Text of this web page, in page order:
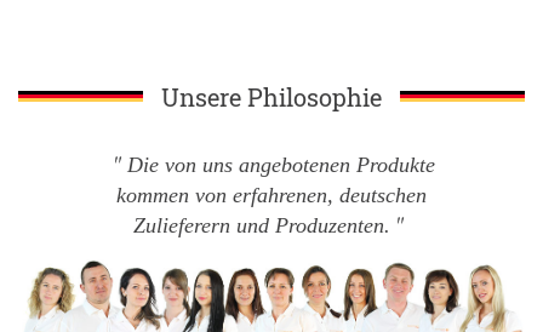
Unsere Philosophie
Die von uns angebotenen Produkte
kommen von erfahrenen, deutschen
Zulieferern und Produzenten.